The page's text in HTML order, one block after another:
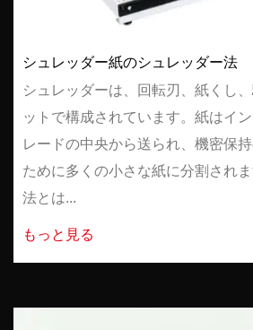
シュレッダー紙のシュレッダー法
シュレッダーは、回転刃、紙くし
ットで構成されています。紙はイ
レードの中央から送られ、機密保
ために多くの小さな紙に分割され
法とは...
もっと見る